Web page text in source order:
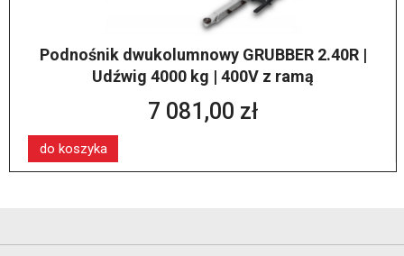
Podnośnik dwukolumnowy GRUBBER 2.40R |
Udźwig 4000 kg | 400V z ramą
7 081,00 zł
do koszyka